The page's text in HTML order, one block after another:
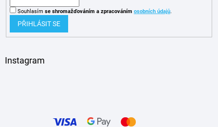
Souhlasím se shromažďováním a zpracováním osobních údajů.
PŘIHLÁSIT SE
Instagram